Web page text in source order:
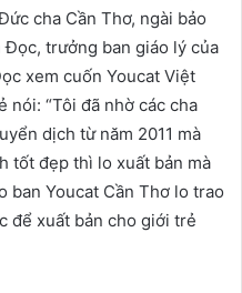
cha Cần Thơ, ngài bảo
trưởng ban giáo lý của
xem cuốn Youcat Việt
nói: “Tôi đã nhờ các cha
dịch từ năm 2011 mà
tốt đẹp thì lo xuất bản mà
ban Youcat Cần Thơ lo trao
để xuất bản cho giới trẻ